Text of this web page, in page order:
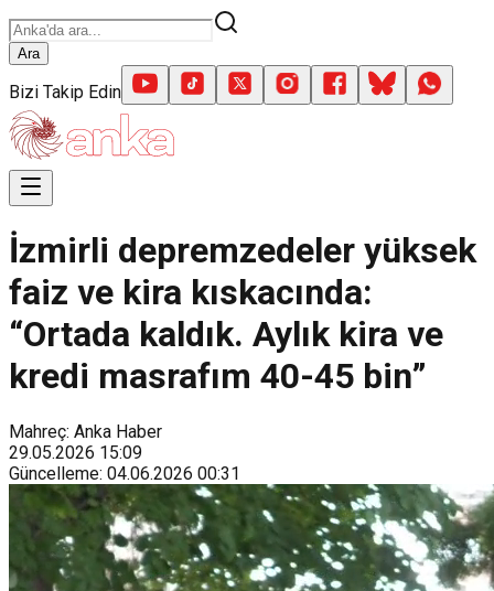
Ara
Bizi Takip Edin
İzmirli depremzedeler yüksek
faiz ve kira kıskacında:
“Ortada kaldık. Aylık kira ve
kredi masrafım 40-45 bin”
Mahreç: Anka Haber
29.05.2026 15:09
Güncelleme: 04.06.2026 00:31